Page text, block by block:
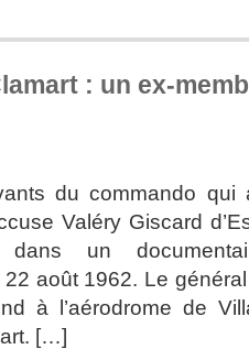
: un ex-
du commando
Valéry Giscard
dans un
août 1962. Le
à l’aérodrome de
[…]